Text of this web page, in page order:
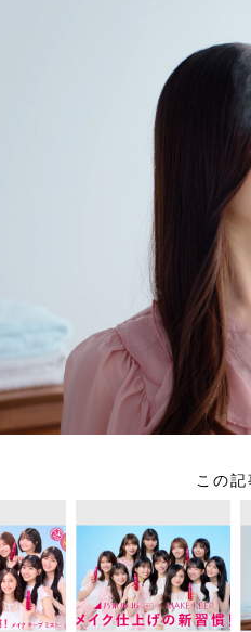
この記